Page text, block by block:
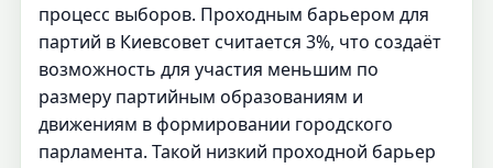
процесс выборов. Проходным барьером для
партий в Киевсовет считается 3%, что создаёт
возможность для участия меньшим по
размеру партийным образованиям и
движениям в формировании городского
парламента. Такой низкий проходной барьер